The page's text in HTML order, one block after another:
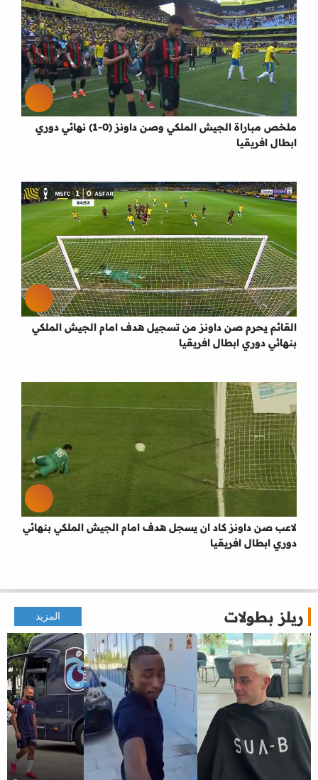
ملخص مباراة الجيش الملكي وصن داونز (0-1) نهائي دوري
ابطال افريقيا
القائم يحرم صن داونز من تسجيل هدف امام الجيش الملكي
بنهائي دوري ابطال افريقيا
لاعب صن داونز كاد ان يسجل هدف امام الجيش الملكي بنهائي
دوري ابطال افريقيا
ريلز بطولات المزيد